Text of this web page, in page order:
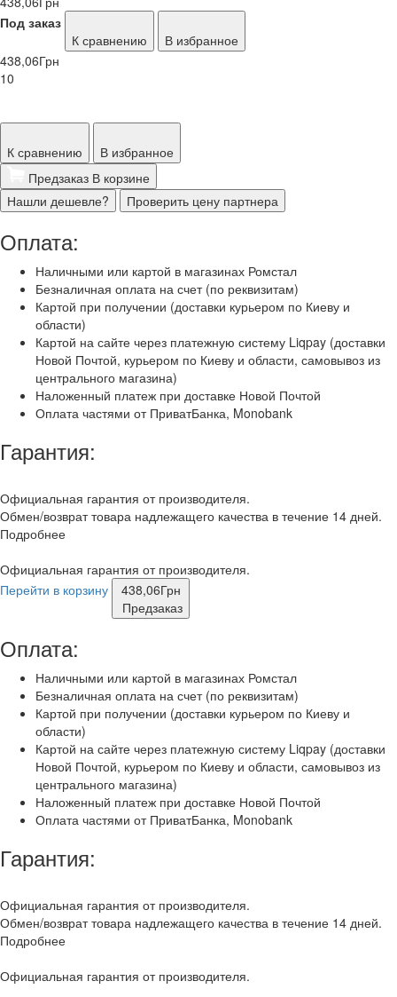
Под заказ
К сравнению
В избранное
438,06Грн
10
К сравнению
В избранное
Предзаказ В корзине
Нашли дешевле?
Проверить цену партнера
Оплата:
Наличными или картой в магазинах Ромстал
Безналичная оплата на счет (по реквизитам)
Картой при получении (доставки курьером по Киеву и
области)
Картой на сайте через платежную систему Liqpay (доставки
Новой Почтой, курьером по Киеву и области, самовывоз из
центрального магазина)
Наложенный платеж при доставке Новой Почтой
Оплата частями от ПриватБанка, Monobank
Гарантия:
Официальная гарантия от производителя.
Обмен/возврат товара надлежащего качества в течение 14 дней.
Подробнее
Официальная гарантия от производителя.
Перейти в корзину
438,06Грн
Предзаказ
Оплата:
Наличными или картой в магазинах Ромстал
Безналичная оплата на счет (по реквизитам)
Картой при получении (доставки курьером по Киеву и
области)
Картой на сайте через платежную систему Liqpay (доставки
Новой Почтой, курьером по Киеву и области, самовывоз из
центрального магазина)
Наложенный платеж при доставке Новой Почтой
Оплата частями от ПриватБанка, Monobank
Гарантия:
Официальная гарантия от производителя.
Обмен/возврат товара надлежащего качества в течение 14 дней.
Подробнее
Официальная гарантия от производителя.